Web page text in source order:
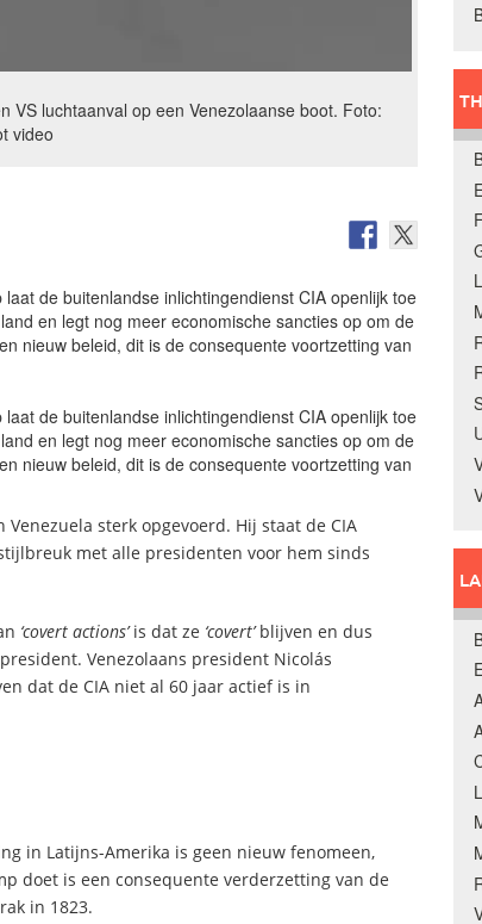
VS luchtaanval op een Venezolaanse boot. Foto:
video
de buitenlandse inlichtingendienst CIA openlijk toe
en legt nog meer economische sancties op om de
nieuw beleid, dit is de consequente voortzetting van
de buitenlandse inlichtingendienst CIA openlijk toe
en legt nog meer economische sancties op om de
nieuw beleid, dit is de consequente voortzetting van
sterk opgevoerd. Hij staat de CIA
met alle presidenten voor hem sinds
‘covert actions’is dat ze ‘covert’blijven en dus
Venezolaans president Nicolás
dat de CIA niet al 60 jaar actief is in
in Latijns-Amerika is geen nieuw fenomeen,
doet is een consequente verderzetting van de
in 1823.